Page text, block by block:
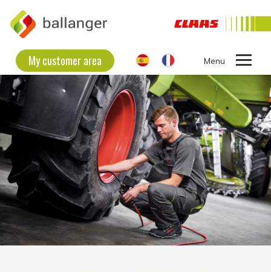
My customer area
Ouvrir
le
menu
THE COMPANY
SECOND HAND EQUIPMENT
NEW EQUIPMENT
CONTACT